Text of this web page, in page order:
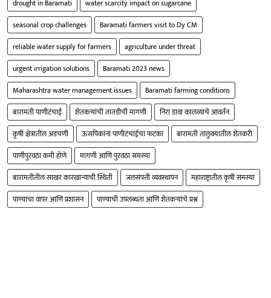
drought in Baramati
water scarcity impact on sugarcane
seasonal crop challenges
Baramati farmers visit to Dy CM
reliable water supply for farmers
agriculture under threat
urgent irrigation solutions
Baramati 2023 news
Maharashtra water management issues
Baramati farming conditions
बारामती पाणीटंचाई
शेतकऱ्यांची तातडीची मागणी
निरा डावा कालव्याचे आवर्तन
कृषी क्षेत्रातील अडचणी
ऊसपिकांना पाणीटंचाईचा फटका
बारामती तालुक्यातील शेतकरी
पाणीपुरवठा कमी होणे
मागणी आणि पुरवठा समस्या
बारामतीतील साखर कारखान्याची स्थिती
जलसंपत्ती व्यवस्थापन
महाराष्ट्रातील कृषी समस्या
पाण्याचा वापर आणि प्रशासन
पाण्याची उपलब्धता आणि शेतकऱ्यांचे प्रश्न